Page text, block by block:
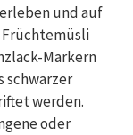
und auf
Früchtemüsli
Markern
schwarzer
werden.
oder